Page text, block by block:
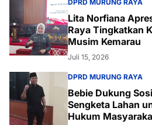
DPRD MURUNG RAYA
Lita Norfiana
Raya Tingkatkan
Musim Kemarau
Juli 15, 2026
DPRD MURUNG RAYA
Bebie Dukung
Sengketa Lahan
Hukum